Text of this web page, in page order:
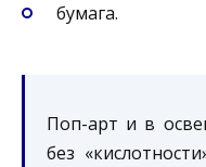
бумага.
Поп-арт и в
без